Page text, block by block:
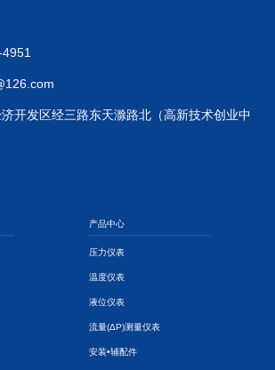
4951
开发区经三路东天滁路北（高新技术创业中
产品中心
压力仪表
温度仪表
液位仪表
流量(ΔP)测量仪表
安装•辅配件